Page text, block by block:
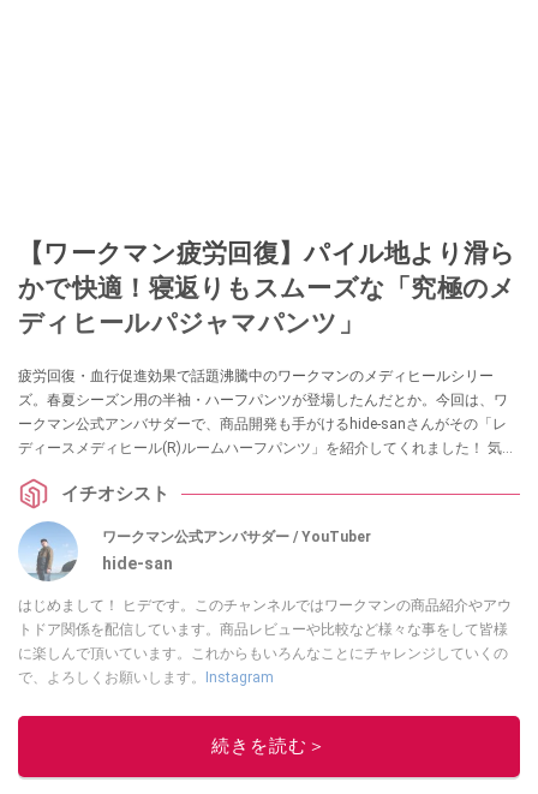
【ワークマン疲労回復】パイル地より滑ら
かで快適！寝返りもスムーズな「究極のメ
ディヒールパジャマパンツ」
疲労回復・血行促進効果で話題沸騰中のワークマンのメディヒールシリー
ズ。春夏シーズン用の半袖・ハーフパンツが登場したんだとか。今回は、ワ
ークマン公式アンバサダーで、商品開発も手がけるhide-sanさんがその「レ
ディースメディヒール(R)ルームハーフパンツ」を紹介してくれました！ 気に
イチオシスト
ワークマン公式アンバサダー / YouTuber
hide-san
はじめまして！ ヒデです。このチャンネルではワークマンの商品紹介やアウ
トドア関係を配信しています。商品レビューや比較など様々な事をして皆様
に楽しんで頂いています。これからもいろんなことにチャレンジしていくの
で、よろしくお願いします。
Instagram
このイチオシストの他の記事を読む
続きを読む＞